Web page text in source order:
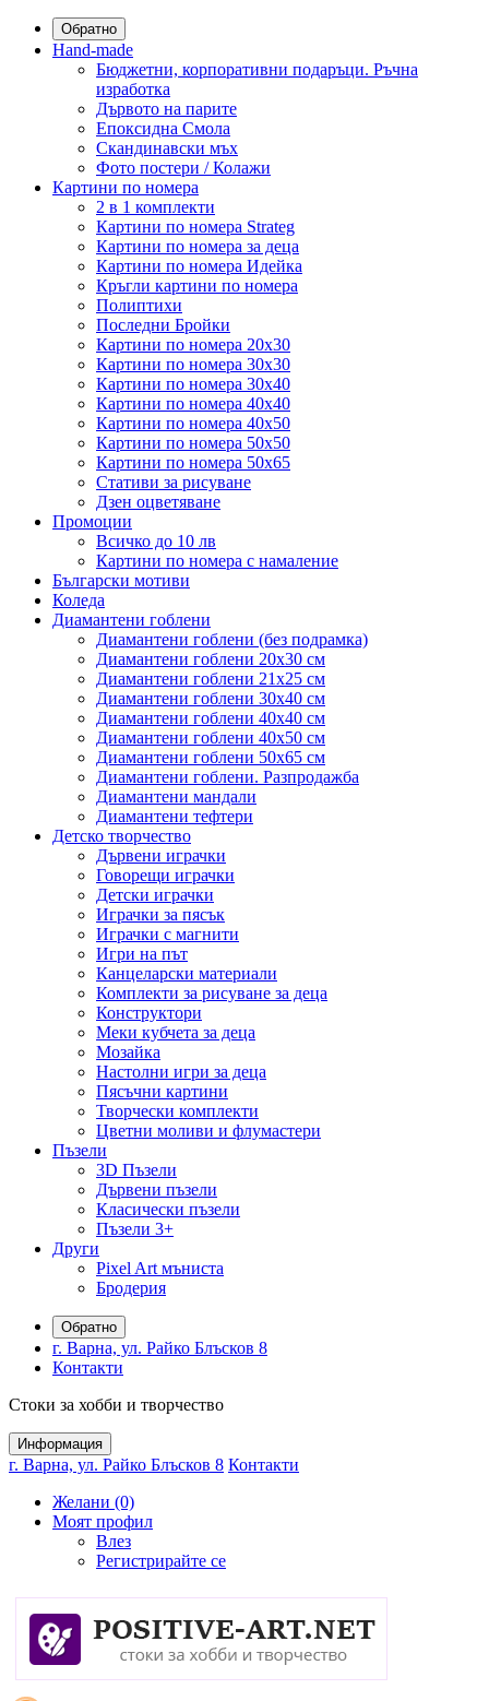
Обратно
Hand-made
Бюджетни, корпоративни подаръци. Ръчна
изработка
Дървото на парите
Епоксидна Смола
Скандинавски мъх
Фото постери / Колажи
Картини по номера
2 в 1 комплекти
Картини по номера Strateg
Картини по номера за деца
Картини по номера Идейка
Кръгли картини по номера
Полиптихи
Последни Бройки
Картини по номера 20x30
Картини по номера 30x30
Картини по номера 30x40
Картини по номера 40x40
Картини по номера 40x50
Картини по номера 50x50
Картини по номера 50x65
Стативи за рисуване
Дзен оцветяване
Промоции
Всичко до 10 лв
Картини по номера с намаление
Български мотиви
Коледа
Диамантени гоблени
Диамантени гоблени (без подрамка)
Диамантени гоблени 20x30 см
Диамантени гоблени 21x25 см
Диамантени гоблени 30x40 см
Диамантени гоблени 40x40 см
Диамантени гоблени 40x50 см
Диамантени гоблени 50x65 см
Диамантени гоблени. Разпродажба
Диамантени мандали
Диамантени тефтери
Детско творчество
Дървени играчки
Говорещи играчки
Детски играчки
Играчки за пясък
Играчки с магнити
Игри на път
Канцеларски материали
Комплекти за рисуване за деца
Конструктори
Меки кубчета за деца
Мозайка
Настолни игри за деца
Пясъчни картини
Творчески комплекти
Цветни моливи и флумастери
Пъзели
3D Пъзели
Дървени пъзели
Класически пъзели
Пъзели 3+
Други
Pixel Art мъниста
Бродерия
Обратно
г. Варна, ул. Райко Блъсков 8
Контакти
Стоки за хобби и творчество
Информация
г. Варна, ул. Райко Блъсков 8 Контакти
Желани (0)
Моят профил
Влез
Регистрирайте се